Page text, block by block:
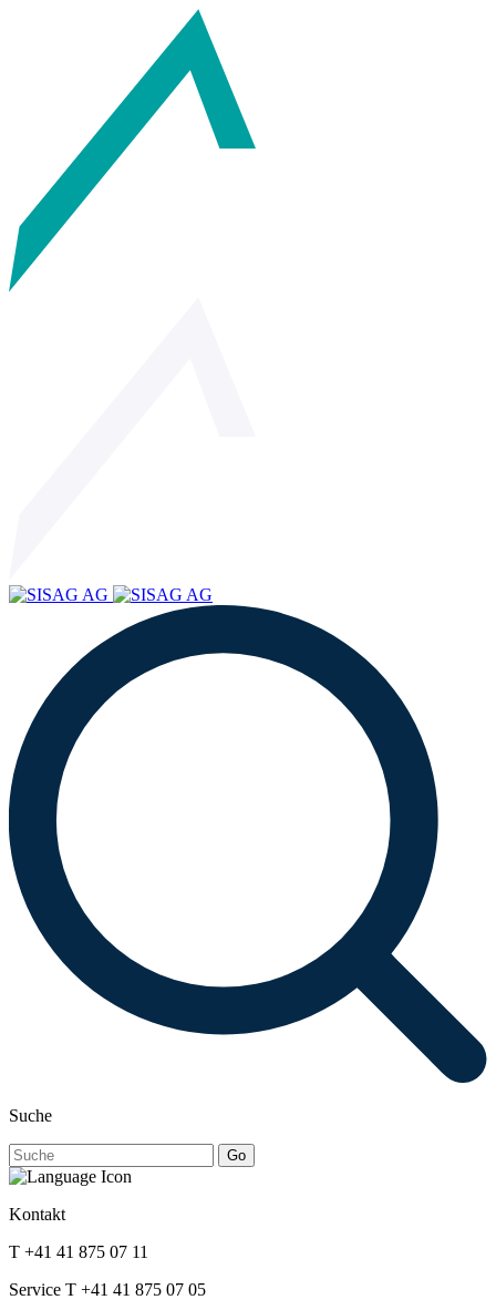
Suche
Go
Kontakt
T +41 41 875 07 11
Service T +41 41 875 07 05